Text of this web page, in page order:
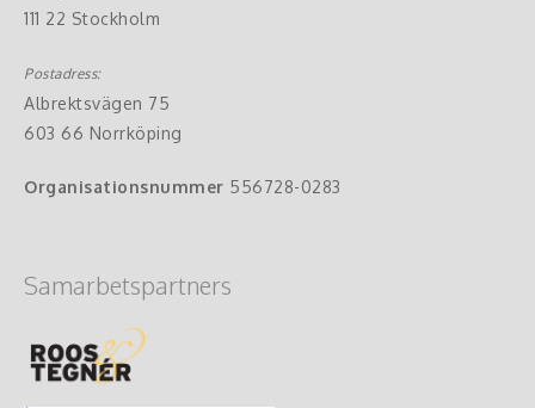
111 22 Stockholm
Postadress:
Albrektsvägen 75
603 66 Norrköping
Organisationsnummer 556728-0283
Samarbetspartners